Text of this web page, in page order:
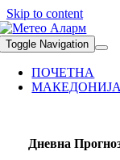
Skip to content
Toggle Navigation
ПОЧЕТНА
Дневна